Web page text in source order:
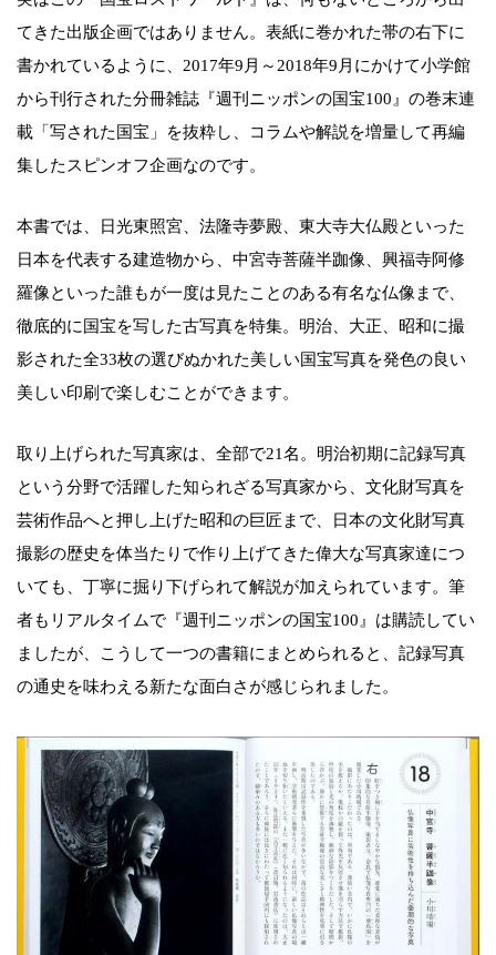
てきた出版企画ではありません。表紙に巻かれた帯の右下に
書かれているように、2017年9月～2018年9月にかけて小学館
から刊行された分冊雑誌『週刊ニッポンの国宝100』の巻末連
載「写された国宝」を抜粋し、コラムや解説を増量して再編
集したスピンオフ企画なのです。
本書では、日光東照宮、法隆寺夢殿、東大寺大仏殿といった
日本を代表する建造物から、中宮寺菩薩半跏像、興福寺阿修
羅像といった誰もが一度は見たことのある有名な仏像まで、
徹底的に国宝を写した古写真を特集。明治、大正、昭和に撮
影された全33枚の選びぬかれた美しい国宝写真を発色の良い
美しい印刷で楽しむことができます。
取り上げられた写真家は、全部で21名。明治初期に記録写真
という分野で活躍した知られざる写真家から、文化財写真を
芸術作品へと押し上げた昭和の巨匠まで、日本の文化財写真
撮影の歴史を体当たりで作り上げてきた偉大な写真家達につ
いても、丁寧に掘り下げられて解説が加えられています。筆
者もリアルタイムで『週刊ニッポンの国宝100』は購読してい
ましたが、こうして一つの書籍にまとめられると、記録写真
の通史を味わえる新たな面白さが感じられました。